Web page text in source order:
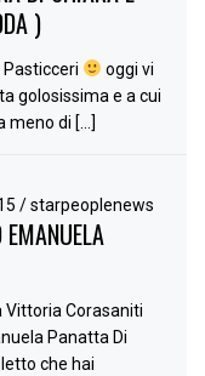
)
oggi vi
golosissima e a cui
meno di […]
/ starpeoplenews
Vittoria Corasaniti
Panatta Di
che hai